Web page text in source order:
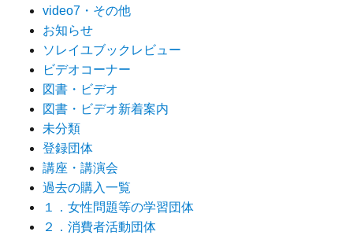
video7・その他
お知らせ
ソレイユブックレビュー
ビデオコーナー
図書・ビデオ
図書・ビデオ新着案内
未分類
登録団体
講座・講演会
過去の購入一覧
１．女性問題等の学習団体
２．消費者活動団体